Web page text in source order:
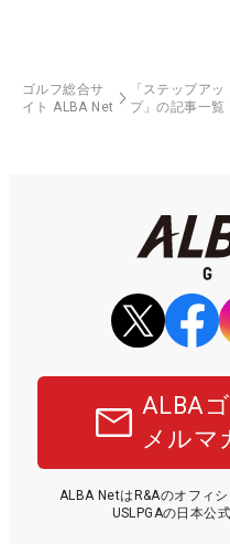
ゴルフ総合サ
イト ALBA Net
「ステップアッ
プ」の記事一覧
ALBA
メルマ
ALBA NetはR&Aのオフィ
USLPGAの日本公